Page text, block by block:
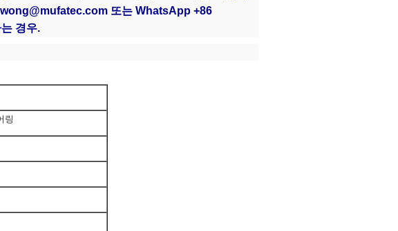
또는 WhatsApp +86
경우.
링